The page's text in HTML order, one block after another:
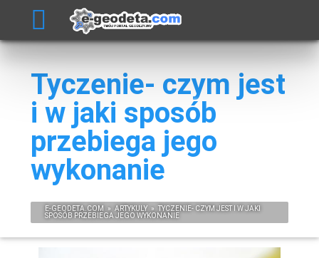
Tyczenie- czym jest
i w jaki sposób
przebiega jego
wykonanie
E-GEODETA .COM » ARTYKULY » TYCZENIE- CZYM JEST I W JAKI
SPOSÓB PRZEBIEGA JEGO WYKONANIE